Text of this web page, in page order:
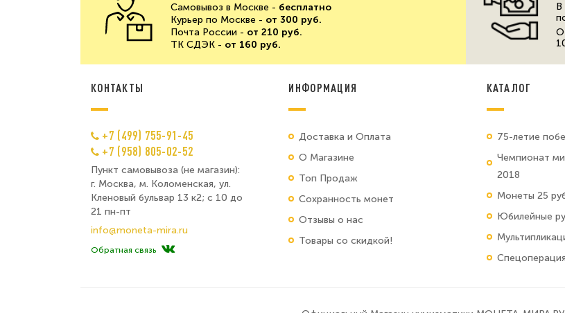
Самовывоз в Москве - бесплатно
Курьер по Москве - от 300 руб.
Почта России - от 210 руб.
ТК СДЭК - от 160 руб.
В
КОНТАКТЫ
+7 (499) 755-91-45
+7 (958) 805-02-52
Пункт самовывоза (не магазин):
г. Москва, м. Коломенская, ул.
Кленовый бульвар 13 к2; с 10 до
21 пн-пт
info@moneta-mira.ru
Обратная связь
ИНФОРМАЦИЯ
Доставка и Оплата
О Магазине
Топ Продаж
Сохранность монет
Отзывы о нас
Товары со скидкой!
КАТАЛОГ
75-летие
Чемпионат
2018
Монеты 25
Юбилейные